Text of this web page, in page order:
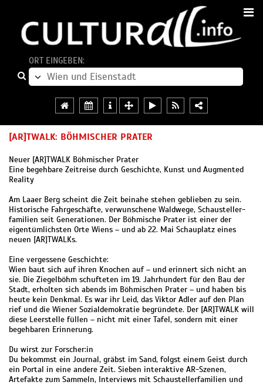
ORT EINGEBEN:
[AR]TWALK: BÖHMISCHER PRATER
Neuer [AR]TWALK Böhmischer Prater
Eine begehbare Zeitreise durch Geschichte, Kunst und Augmented
Reality
Am Laaer Berg scheint die Zeit beinahe stehen geblieben zu sein.
Historische Fahrgeschäfte, verwunschene Waldwege, Schausteller-
familien seit Generationen. Der Böhmische Prater ist einer der
eigentümlichsten Orte Wiens – und ab 22. Mai Schauplatz eines
neuen [AR]TWALKs.
Eine vergessene Geschichte:
Wien baut sich auf ihren Knochen auf – und erinnert sich nicht an
sie. Die Ziegelböhm schufteten im 19. Jahrhundert für den Bau der
Stadt, erholten sich abends im Böhmischen Prater – und haben bis
heute kein Denkmal. Es war ihr Leid, das Viktor Adler auf den Plan
rief und die Wiener Sozialdemokratie begründete. Der [AR]TWALK will
diese Leerstelle füllen – nicht mit einer Tafel, sondern mit einer
begehbaren Erinnerung.
Du wirst zur Forscher:in
Du bekommst ein Journal, gräbst im Sand, folgst einem Geist durch
ein Portal in eine andere Zeit. Sieben interaktive AR-Szenen,
Artefakte zum Sammeln, Interviews mit Schaustellerfamilien und